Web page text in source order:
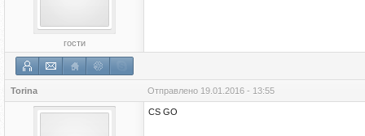
гости
Torina Отправлено 19.01.2016 - 13:55
CS GO